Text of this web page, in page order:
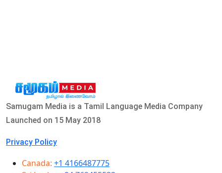
Samugam Media is a Tamil Language Media Company
Launched on 15 May 2018
Privacy Policy
Canada: +1 4166487775